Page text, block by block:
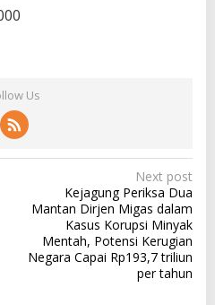
Us
Next post
Kejagung Periksa Dua
Mantan Dirjen Migas dalam
Kasus Korupsi Minyak
Mentah, Potensi Kerugian
Negara Capai Rp193,7 triliun
per tahun